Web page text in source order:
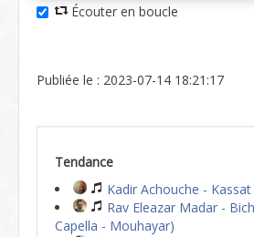
Écouter en boucle
Publiée le : 2023-07-14 18:21:17
Tendance
Kadir Achouche -
Rav Eleazar Madar -
Capella - Mouhayar)